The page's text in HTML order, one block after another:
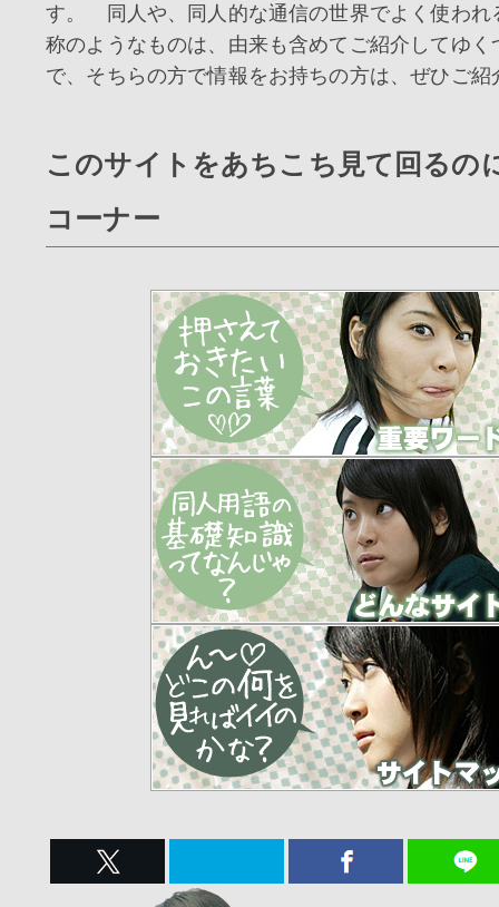
す。 同人や、同人的な通信の世界でよく使われ
称のようなものは、由来も含めてご紹介してゆく
で、そちらの方で情報をお持ちの方は、ぜひご紹
このサイトをあちこち見て回るの
コーナー